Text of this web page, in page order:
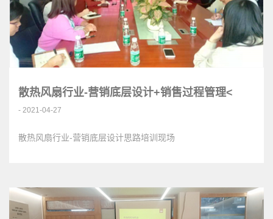
散热风扇行业-营销底层设计+销售过程管理<
- 2021-04-27
散热风扇行业-营销底层设计思路培训现场